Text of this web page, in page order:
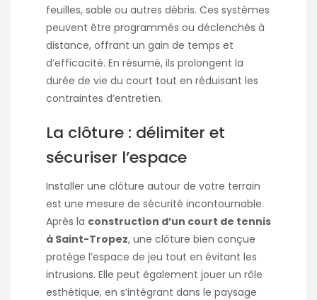
feuilles, sable ou autres débris. Ces systèmes
peuvent être programmés ou déclenchés à
distance, offrant un gain de temps et
d’efficacité. En résumé, ils prolongent la
durée de vie du court tout en réduisant les
contraintes d’entretien.
La clôture : délimiter et
sécuriser l’espace
Installer une clôture autour de votre terrain
est une mesure de sécurité incontournable.
Après la construction d’un court de tennis
à Saint-Tropez, une clôture bien conçue
protège l’espace de jeu tout en évitant les
intrusions. Elle peut également jouer un rôle
esthétique, en s’intégrant dans le paysage